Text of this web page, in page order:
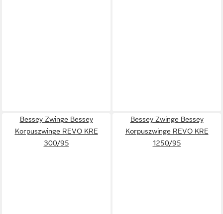
Bessey Zwinge Bessey
Korpuszwinge REVO KRE
300/95
Bessey Zwinge Bessey
Korpuszwinge REVO KRE
1250/95